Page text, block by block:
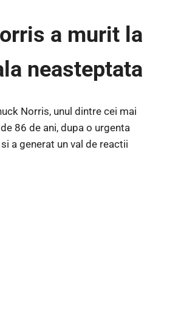
a murit la
neasteptata
Norris, unul dintre cei mai
86 de ani, dupa o urgenta
a generat un val de reactii